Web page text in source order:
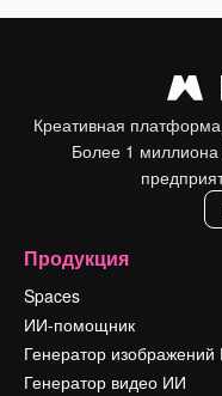
Креативная
Более 1 миллиона
Продукция
Spaces
ИИ-помощник
Генератор
Генератор видео ИИ